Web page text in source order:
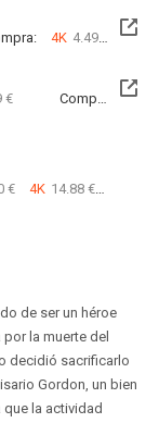
4K 4.49 €
€ Compra: SD
€ 4K 14.88 €
de ser un héroe
la muerte del
decidió sacrificarlo
Gordon, un bien
que la actividad